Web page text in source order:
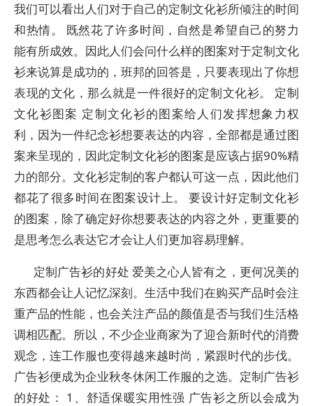
我们可以看出人们对于自己的定制文化衫所倾注的时间
和热情。 既然花了许多时间，自然是希望自己的努力
能有所成效。因此人们会问什么样的图案对于定制文化
衫来说算是成功的，班邦的回答是，只要表现出了你想
表现的文化，那么就是一件很好的定制文化衫。 定制
文化衫图案 定制文化衫的图案给人们发挥想象力权
利，因为一件纪念衫想要表达的内容，全部都是通过图
案来呈现的，因此定制文化衫的图案是应该占据90%精
力的部分。文化衫定制的客户都认可这一点，因此他们
都花了很多时间在图案设计上。 要设计好定制文化衫
的图案，除了确定好你想要表达的内容之外，更重要的
是思考怎么表达它才会让人们更加容易理解。
定制广告衫的好处 爱美之心人皆有之，更何况美的
东西都会让人记忆深刻。生活中我们在购买产品时会注
重产品的性能，也会关注产品的颜值是否与我们生活格
调相匹配。所以，不少企业商家为了迎合新时代的消费
观念，连工作服也变得越来越时尚，紧跟时代的步伐。
广告衫便成为企业秋冬休闲工作服的之选。定制广告衫
的好处： 1、舒适保暖实用性强 广告衫之所以会成为